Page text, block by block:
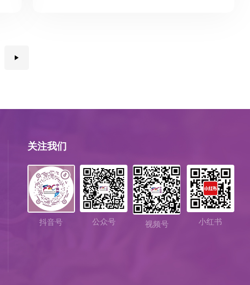
关注我们
抖音号 公众号 视频号 小红书